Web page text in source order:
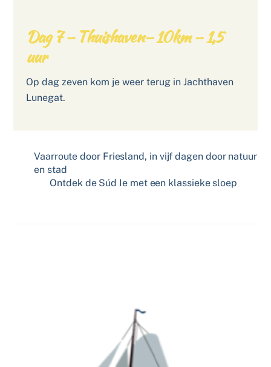
Dag 7 – Thuishaven– 10km – 1,5
uur
Op dag zeven kom je weer terug in Jachthaven
Lunegat.
Vaarroute door Friesland, in vijf dagen door natuur
en stad
Ontdek de Súd Ie met een klassieke sloep